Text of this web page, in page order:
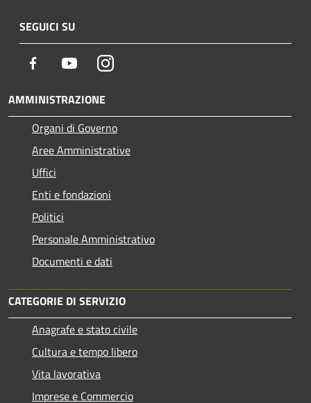
SEGUICI SU
Facebook YoutubeInstagram
AMMINISTRAZIONE
Organi di Governo
Aree Amministrative
Uffici
Enti e fondazioni
Politici
Personale Amministrativo
Documenti e dati
CATEGORIE DI SERVIZIO
Anagrafe e stato civile
Cultura e tempo libero
Vita lavorativa
Imprese e Commercio